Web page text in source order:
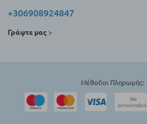
+306908924847
Γράψτε μας >
Μέθοδοι Πληρωμής: